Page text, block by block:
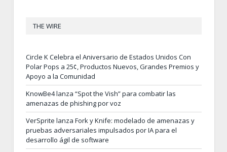
THE WIRE
Circle K Celebra el Aniversario de Estados Unidos Con
Polar Pops a 25¢, Productos Nuevos, Grandes Premios y
Apoyo a la Comunidad
KnowBe4 lanza “Spot the Vish” para combatir las
amenazas de phishing por voz
VerSprite lanza Fork y Knife: modelado de amenazas y
pruebas adversariales impulsados por IA para el
desarrollo ágil de software